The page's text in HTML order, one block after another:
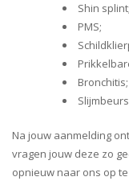
Shin splint;
PMS;
Bronchitis;
Na jouw aanmelding
vragen jouw deze zo
opnieuw naar ons op